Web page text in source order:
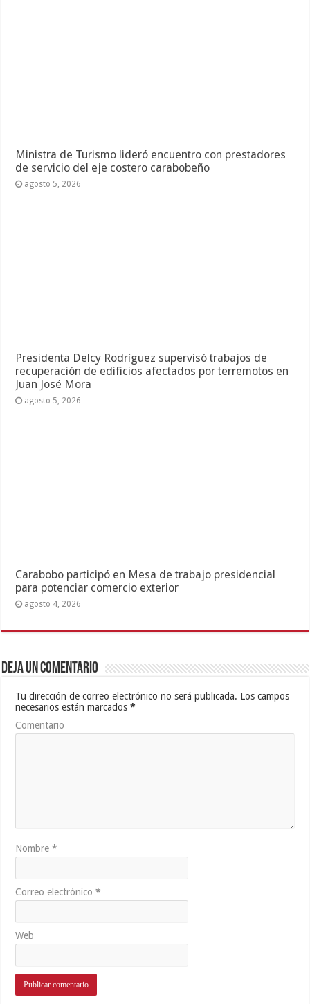
Ministra de Turismo lideró encuentro con prestadores
de servicio del eje costero carabobeño
agosto 5, 2026
Presidenta Delcy Rodríguez supervisó trabajos de
recuperación de edificios afectados por terremotos en
Juan José Mora
agosto 5, 2026
Carabobo participó en Mesa de trabajo presidencial
para potenciar comercio exterior
agosto 4, 2026
Deja un comentario
Tu dirección de correo electrónico no será publicada. Los campos
necesarios están marcados*
Comentario
Nombre*
Correo electrónico*
Web